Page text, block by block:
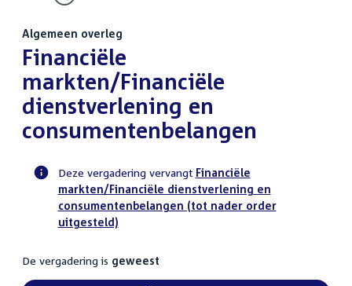
Algemeen overleg
:Financiële
markten/Financiële
dienstverlening en
consumentenbelangen
Voortgangsstatus
commissie
Deze vergadering vervangt Financiële
markten/Financiële dienstverlening en
consumentenbelangen (tot nader order
uitgesteld)
De vergadering is geweest